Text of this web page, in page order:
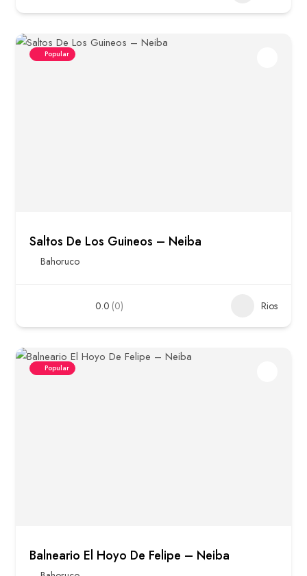
Popular
Saltos De Los Guineos – Neiba
Bahoruco
0.0 (0) Rios
Popular
Balneario El Hoyo De Felipe – Neiba